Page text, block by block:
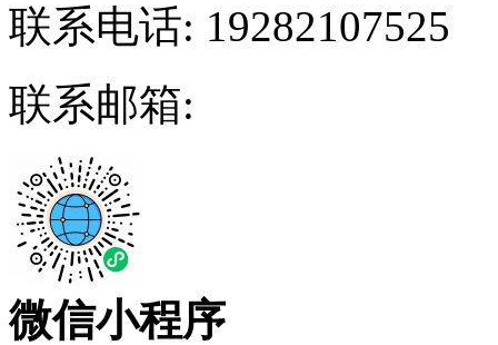
联系电话: 19282107525
联系邮箱:
微信小程序